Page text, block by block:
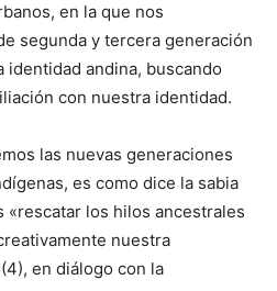
en la que nos
segunda y tercera generación
identidad andina, buscando
con nuestra identidad.
las nuevas generaciones
es como dice la sabia
«rescatar los hilos ancestrales
nuestra
en diálogo con la